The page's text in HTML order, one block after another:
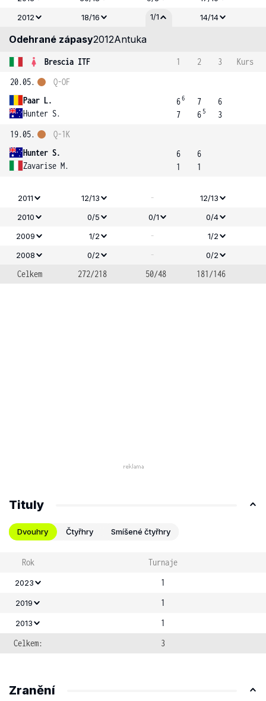
2012
18/16 1/1 14/14
Odehrané zápasy2012Antuka
Brescia ITF 1 2 3
Kurs
20.05.
Paar L.
Hunter S.
Q-OF
66
7
7
6 5
6
3
19.05.
Hunter S.
Zavarise M.
Q-1K
6
1
6
1
2011 12/13 -
12/13
2010
0/5 0/1
0/4
2009
1/2 -
1/2
2008
0/2 - 0/2
Celkem 272/218 50/48 181/146
Tituly
Dvouhry Čtyřhry Smíšené čtyřhry
Rok Turnaje
2023 1
2019 1
2013
1
Celkem:
3
Zranění